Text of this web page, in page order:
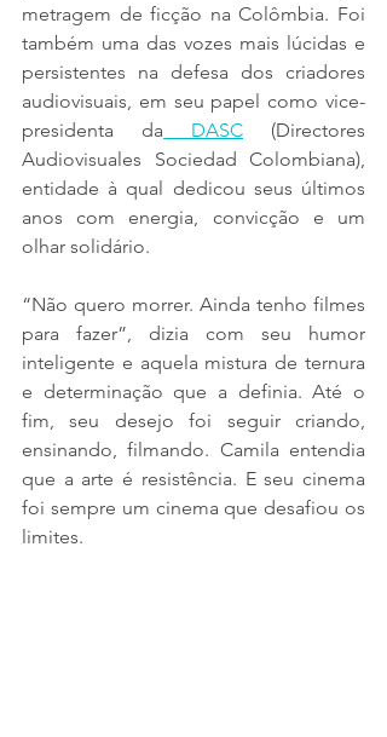
metragem de ficção na Colômbia. Foi
também uma das vozes mais lúcidas e
persistentes na defesa dos criadores
audiovisuais, em seu papel como vice-
presidenta da DASC (Directores
Audiovisuales Sociedad Colombiana),
entidade à qual dedicou seus últimos
anos com energia, convicção e um
olhar solidário.
“Não quero morrer. Ainda tenho filmes
para fazer”, dizia com seu humor
inteligente e aquela mistura de ternura
e determinação que a definia. Até o
fim, seu desejo foi seguir criando,
ensinando, filmando. Camila entendia
que a arte é resistência. E seu cinema
foi sempre um cinema que desafiou os
limites.